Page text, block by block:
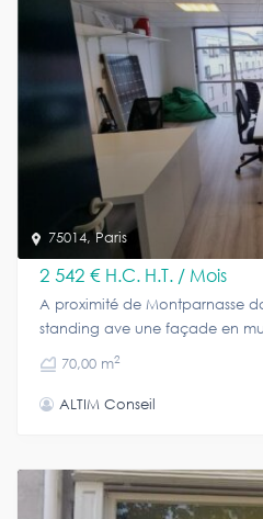
75014, Paris
2 542 € H.C. H.T. / Mois
A proximité de Montparnasse
standing ave une façade en
70,00 m2
ALTIM Conseil